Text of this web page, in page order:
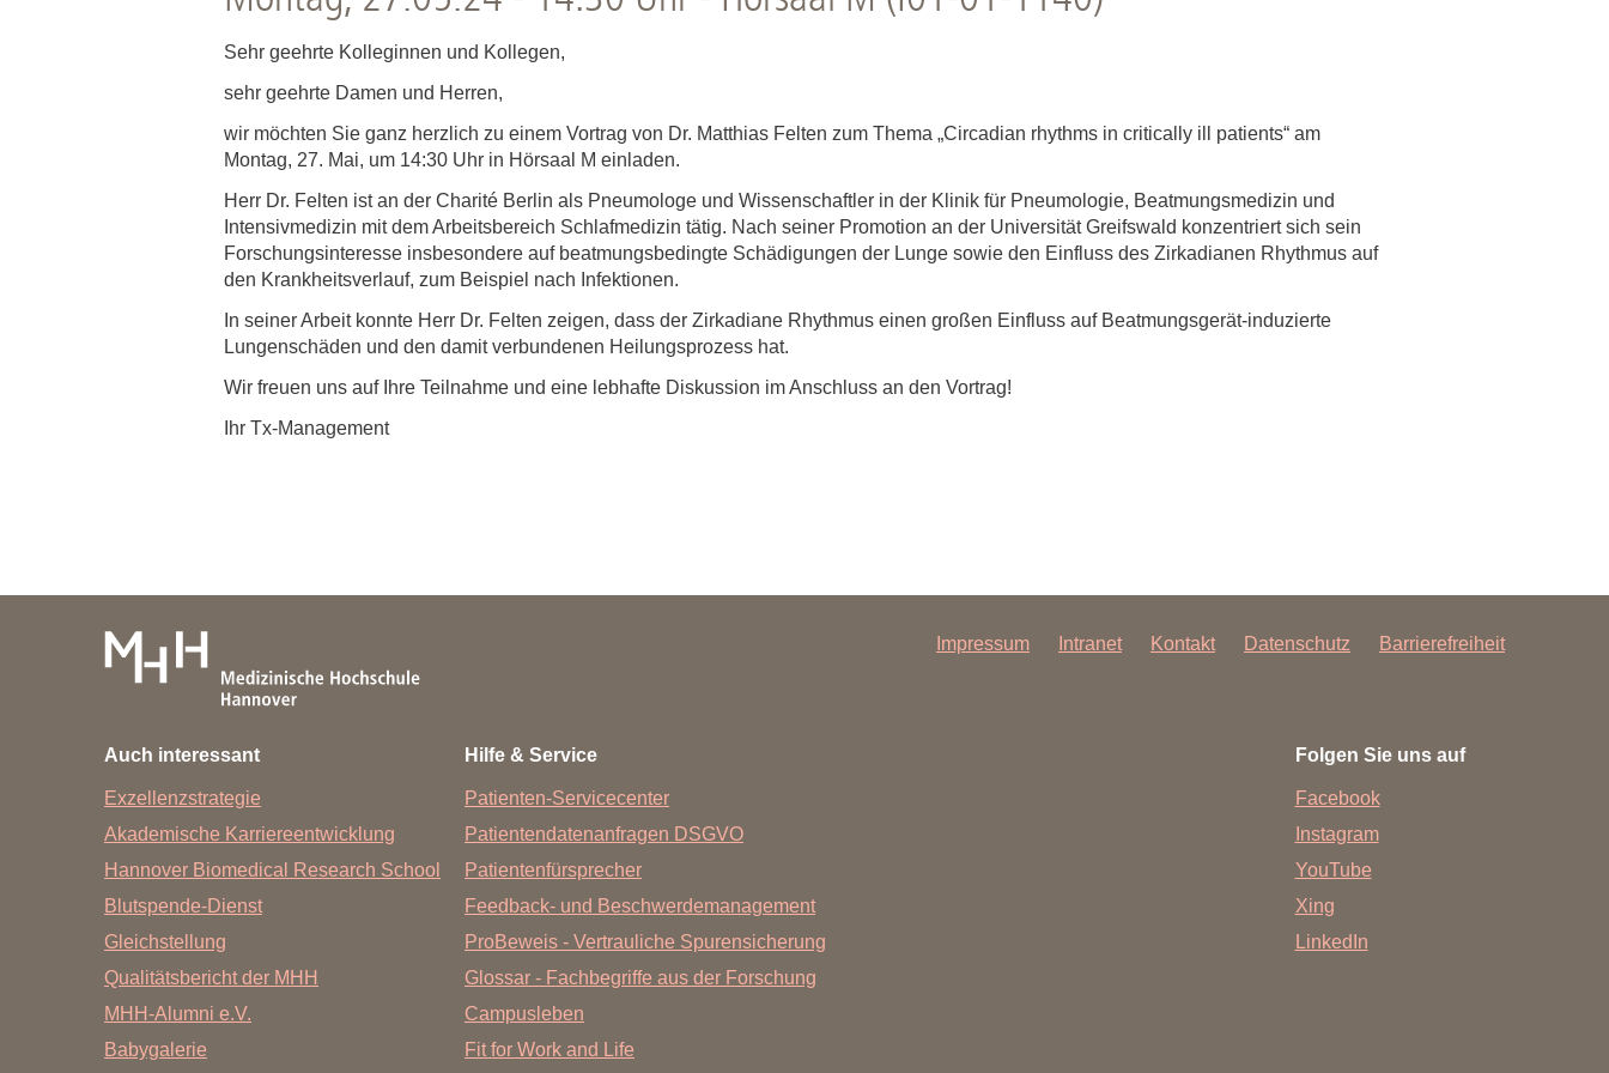
Zentrale Forschungseinrichtung Elektronenmikroskopie
Akademische Karriereentwicklung
Ansprechpersonen
Hannover Biomedical Research School (HBRS)
Für Postdoktorand:innen
Forschungsdatenpolicy
Dekanin für Forschung und Transfer und
Forschungskommission
Gute wissenschaftliche Praxis
GWP-Kommission
Ombudswesen und Ombudsperson
Für Lebenswissenschaftler:innen
Für Startups und Gründer:innen
Sehr geehrte Kolleginnen und Kollegen,
sehr geehrte Damen und Herren,
wir möchten Sie ganz herzlich zu einem Vortrag von Dr. Matthias Felten zum Thema „Circadian rhythms in critically ill patients“ am
Montag, 27. Mai, um 14:30 Uhr in Hörsaal M einladen.
Herr Dr. Felten ist an der Charité Berlin als Pneumologe und Wissenschaftler in der Klinik für Pneumologie, Beatmungsmedizin und
Intensivmedizin mit dem Arbeitsbereich Schlafmedizin tätig. Nach seiner Promotion an der Universität Greifswald konzentriert sich sein
Forschungsinteresse insbesondere auf beatmungsbedingte Schädigungen der Lunge sowie den Einfluss des Zirkadianen Rhythmus auf
den Krankheitsverlauf, zum Beispiel nach Infektionen.
In seiner Arbeit konnte Herr Dr. Felten zeigen, dass der Zirkadiane Rhythmus einen großen Einfluss auf Beatmungsgerät-induzierte
Lungenschäden und den damit verbundenen Heilungsprozess hat.
Wir freuen uns auf Ihre Teilnahme und eine lebhafte Diskussion im Anschluss an den Vortrag!
Ihr Tx-Management
Impressum Intranet Kontakt Datenschutz Barrierefreiheit
Auch interessant
Exzellenzstrategie
Akademische Karriereentwicklung
Hannover Biomedical Research School
Blutspende-Dienst
Gleichstellung
Qualitätsbericht der MHH
MHH-Alumni e.V.
Babygalerie
Hilfe & Service
Patienten-Servicecenter
Patientendatenanfragen DSGVO
Patientenfürsprecher
Feedback- und Beschwerdemanagement
ProBeweis - Vertrauliche Spurensicherung
Glossar - Fachbegriffe aus der Forschung
Campusleben
Fit for Work and Life
Folgen Sie uns auf
Facebook
Instagram
YouTube
Xing
LinkedIn